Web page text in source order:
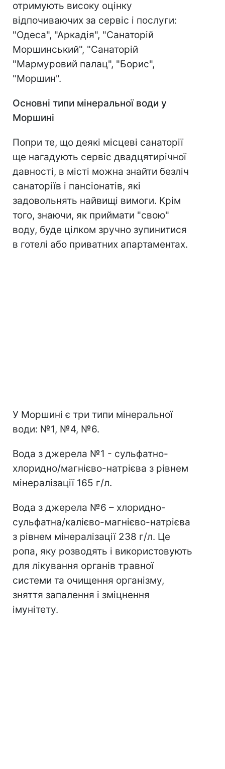
отримують високу оцінку
відпочиваючих за сервіс і послуги:
"Одеса", "Аркадія", "Санаторій
Моршинський", "Санаторій
"Мармуровий палац", "Борис",
"Моршин".
Основні типи мінеральної води у
Моршині
Попри те, що деякі місцеві санаторії
ще нагадують сервіс двадцятирічної
давності, в місті можна знайти безліч
санаторіїв і пансіонатів, які
задовольнять найвищі вимоги. Крім
того, знаючи, як приймати "свою"
воду, буде цілком зручно зупинитися
в готелі або приватних апартаментах.
У Моршині є три типи мінеральної
води: №1, №4, №6.
Вода з джерела №1 - сульфатно-
хлоридно/магнієво-натрієва з рівнем
мінералізації 165 г/л.
Вода з джерела №6 – хлоридно-
сульфатна/калієво-магнієво-натрієва
з рівнем мінералізації 238 г/л. Це
ропа, яку розводять і використовують
для лікування органів травної
системи та очищення організму,
зняття запалення і зміцнення
імунітету.